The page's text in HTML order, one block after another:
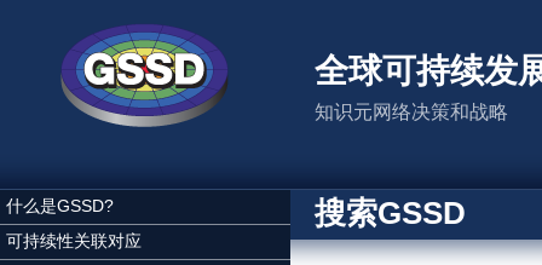
全球可持续发
知识元网络决策和战略
什么是GSSD?
可持续性关联对应
搜索GSSD